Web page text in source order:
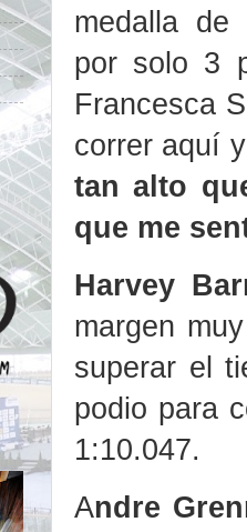
medalla de
por solo 3
Francesca
correr aquí
tan alto
que me
Harvey
margen
superar el
podio para
1:10.047.
Andre